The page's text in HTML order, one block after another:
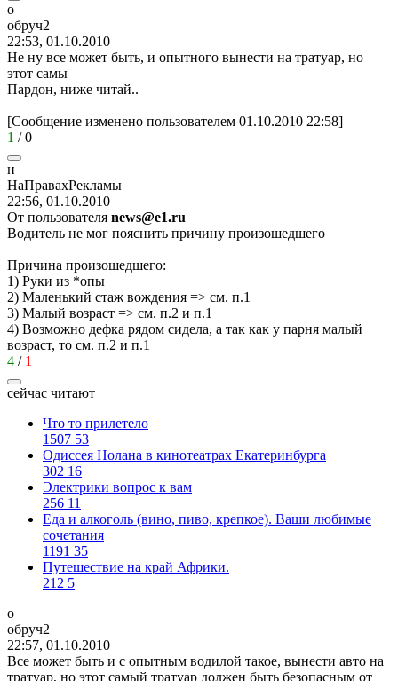
о
обруч2
22:53, 01.10.2010
Не ну все может быть, и опытного вынести на тратуар, но
этот самы
Пардон, ниже читай..
[Сообщение изменено пользователем 01.10.2010 22:58]
1 /0
н
НаПравахРекламы
22:56, 01.10.2010
От пользователя news@e1.ru
Водитель не мог пояснить причину произошедшего
Причина произошедшего:
1) Руки из *опы
2) Маленький стаж вождения => см. п.1
3) Малый возраст => см. п.2 и п.1
4) Возможно дефка рядом сидела, а так как у парня малый
возраст, то см. п.2 и п.1
4 / 1
сейчас читают
Что то прилетело
1507 53
Одиссея Нолана в кинотеатрах Екатеринбурга
302 16
Электрики вопрос к вам
256 11
Еда и алкоголь (вино, пиво, крепкое). Ваши любимые
сочетания
1191 35
Путешествие на край Африки.
212 5
о
обруч2
22:57, 01.10.2010
Все может быть и с опытным водилой такое, вынести авто на
тратуар, но этот самый тратуар должен быть безопасным от